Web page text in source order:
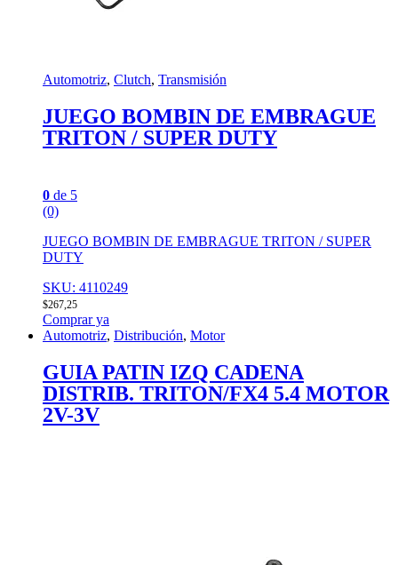
Automotriz, Clutch, Transmisión
JUEGO BOMBIN DE EMBRAGUE
TRITON / SUPER DUTY
0 de 5
(0)
JUEGO BOMBIN DE EMBRAGUE TRITON / SUPER
DUTY
SKU: 4110249
$267,25
Comprar ya
Automotriz, Distribución, Motor
GUIA PATIN IZQ CADENA
DISTRIB. TRITON/FX4 5.4 MOTOR
2V-3V